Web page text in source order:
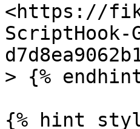
<https://
ScriptHook-
> {%
{% hint